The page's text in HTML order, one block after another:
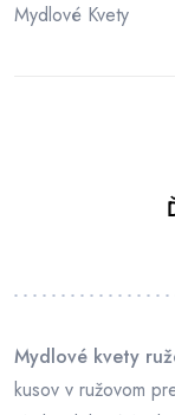
Mydlové Kvety
Mydlové kvety
kusov v ružovom